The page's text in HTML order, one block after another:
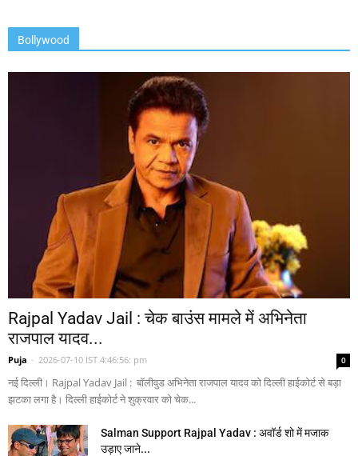
Bollywood
Rajpal Yadav Jail : चेक बाउंस मामले में अभिनेता
राजपाल यादव...
Puja - 2026-07-10 IST 4:46:56: pm 0
नई दिल्ली। Rajpal Yadav Jail : बॉलीवुड अभिनेता राजपाल यादव को दिल्ली हाईकोर्ट से बड़ा
झटका लगा है। दिल्ली हाईकोर्ट ने शुक्रवार को चेक...
Salman Support Rajpal Yadav : अवॉर्ड शो में मजाक
उड़ाए जाने...